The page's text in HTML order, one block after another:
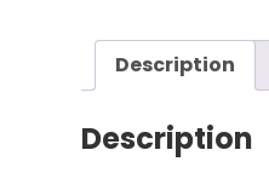
Description
Description